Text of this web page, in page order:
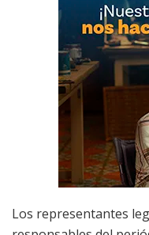
Los representantes